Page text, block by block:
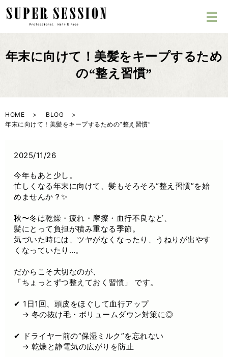
年末に向けて！美髪をキープするため
の“整え習慣”
HOME
BLOG
年末に向けて！美髪をキープするための“整え習慣”
2025/11/26
今年もあと少し。
忙しくなる年末に向けて、髪もそろそろ“整え習慣”を始
めませんか？✨
秋〜冬は乾燥・疲れ・摩擦・血行不良など、
髪にとって負担が積み重なる季節。
気づいた時には、ツヤがなくなったり、うねりが出やす
くなっていたり…。
だからこそ大切なのが、
「ちょっとずつ整えておく習慣」 です。
✔ 1日1回、頭皮をほぐして血行アップ
→ 冬の抜け毛・ボリュームダウン対策に◎
✔ ドライヤー前の“保湿ミルク”を忘れない
→ 乾燥と静電気の広がりを防止